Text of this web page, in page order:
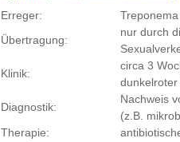
Erreger:
Übertragung:
nur durch
Klinik:
circa 3
dunkelroter
Diagnostik:
Nachweis
(z.B.
Therapie: